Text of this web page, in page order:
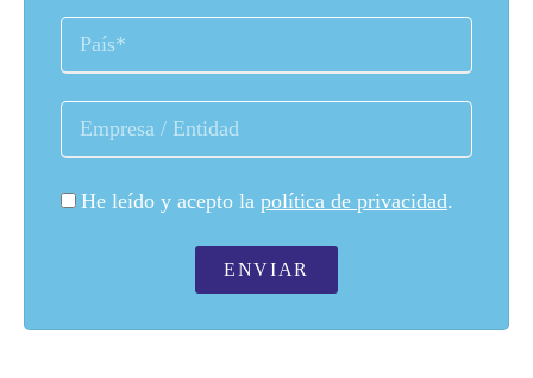
He leído y acepto la política de privacidad.
ENVIAR